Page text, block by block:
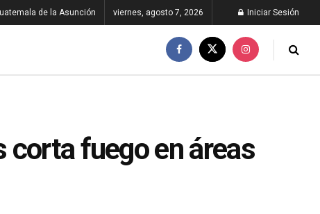
de la Asunción viernes, agosto 7, 2026 Iniciar Sesión
corta fuego en áreas